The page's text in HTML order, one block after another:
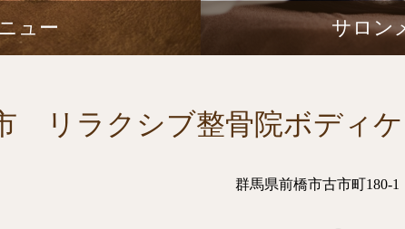
ュー サロン
リラクシブ整骨院ボディ
群馬県前橋市古市町180-